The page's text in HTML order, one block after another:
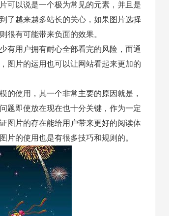
可以说是一个极为常见的元素，并且是
了越来越多站长的关心，如果图片选择
很有可能带来负面的效果。
有用户拥有耐心全部看完的风险，而通
图片的运用也可以让网站看起来更加的
的使用，其一个非常主要的原因就是，
题即使放在现在也十分关键，作为一定
图片的存在能给用户带来更好的阅读体
片的使用也是有很多技巧和规则的。